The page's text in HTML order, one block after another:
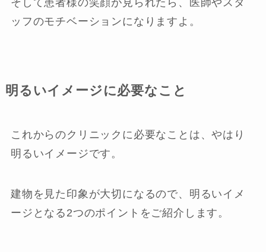
そして患者様の笑顔が見られたら、医師やスタ
ッフのモチベーションになりますよ。
明るいイメージに必要なこと
これからのクリニックに必要なことは、やはり
明るいイメージです。
建物を見た印象が大切になるので、明るいイメ
ージとなる2つのポイントをご紹介します。